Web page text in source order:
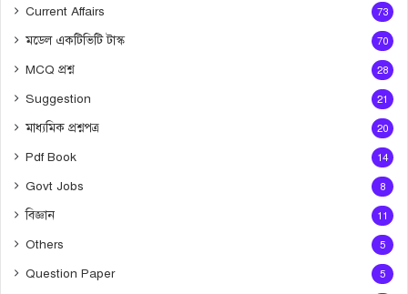
Current Affairs 73
মডেল একটিভিটি টাস্ক 70
MCQ প্রশ্ন 28
Suggestion 21
মাধ্যমিক প্রশ্নপত্র 20
Pdf Book 14
Govt Jobs 8
বিজ্ঞান 11
Others 5
Question Paper 5